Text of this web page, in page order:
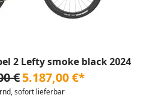
2 Lefty smoke black 2024
€ 5.187,00 €*
sofort lieferbar